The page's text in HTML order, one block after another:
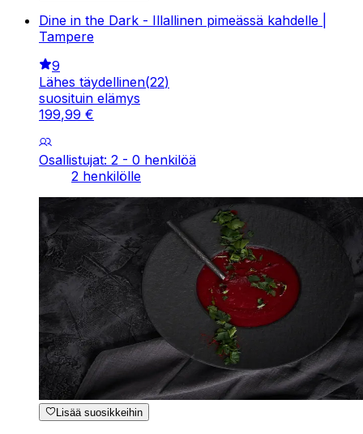
Dine in the Dark - Illallinen pimeässä kahdelle |
Tampere
9
Lähes täydellinen(22)
suosituin elämys
199,99 €
Osallistujat: 2 - 0 henkilöä
2 henkilölle
Lisää suosikkeihin